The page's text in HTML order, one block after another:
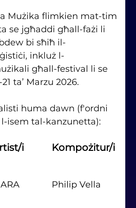
Mużika flimkien mat-tim
se jgħaddi għall-fażi li
bi sħiħ il-
inkluż l-
għall-festival li se
ta’ Marzu 2026.
huma dawn (f'ordni
isem tal-kanzunetta):
i Kompożitur/i
Philip Vella